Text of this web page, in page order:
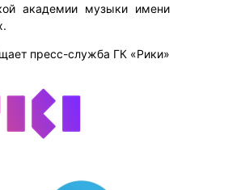
академии музыки имени
пресс-служба ГК «Рики»